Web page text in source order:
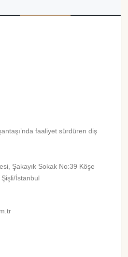
faaliyet sürdüren diş
Şakayık Sokak No:39 Köşe
İstanbul